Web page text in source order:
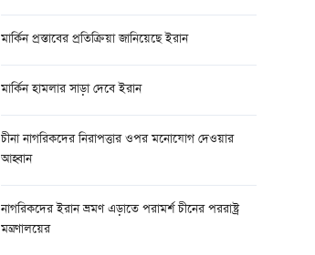
মার্কিন প্রস্তাবের প্রতিক্রিয়া জানিয়েছে ইরান
মার্কিন হামলার সাড়া দেবে ইরান
চীনা নাগরিকদের নিরাপত্তার ওপর মনোযোগ দেওয়ার
আহ্বান
নাগরিকদের ইরান ভ্রমণ এড়াতে পরামর্শ চীনের পররাষ্ট্র
মন্ত্রণালয়ের